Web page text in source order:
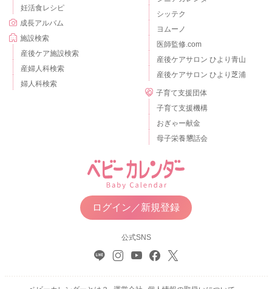
妊活食レシピ
成長アルバム
施設検索
産後ケア施設検索
産婦人科検索
婦人科検索
シッテク
ヨムーノ
医師監修.com
産後ケアサロン ひより青山
産後ケアサロン ひより芝浦
子育て支援団体
子育て支援機構
おぎゃー献金
母子栄養懇話会
ログイン／新規登録
公式SNS